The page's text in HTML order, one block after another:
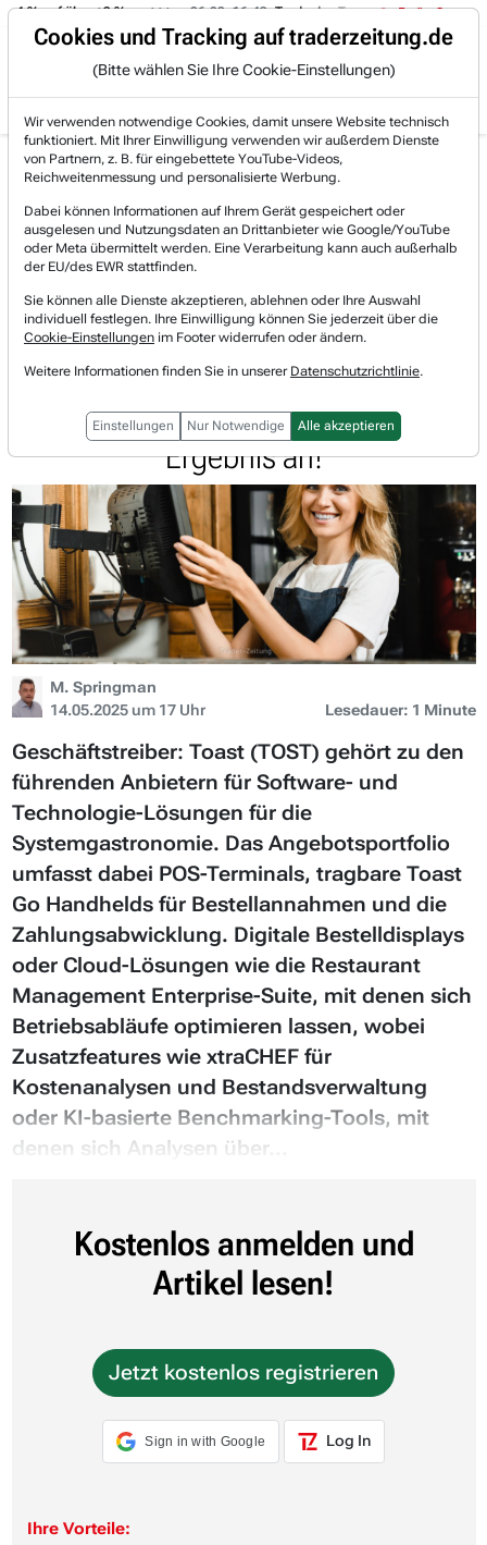
Trading-Room
% auf über +3 %. 06.08. 16:49 Trade des Tages 06.08.
Gratis Account Login
Jetzt registrieren und gratis Artikel lesen.
Bereits bei TraderFox registriert? Jetzt anmelden!
Home Lists & Rankings
Akkumulation
Toast - Anziehende Konsumausgaben und steigende Ne...
Toast Watchlist
Toast - Anziehende
Konsumausgaben und steigende
Neukundenzahlen schieben
Ergebnis an!
M. Springman
14.05.2025 um 17 Uhr
Lesedauer: 1 Minute
Geschäftstreiber: Toast (TOST) gehört zu den
führenden Anbietern für Software- und
Technologie-Lösungen für die
Systemgastronomie. Das Angebotsportfolio
umfasst dabei POS-Terminals, tragbare Toast
Go Handhelds für Bestellannahmen und die
Zahlungsabwicklung. Digitale Bestelldisplays
oder Cloud-Lösungen wie die Restaurant
Management Enterprise-Suite, mit denen sich
Betriebsabläufe optimieren lassen, wobei
Zusatzfeatures wie xtraCHEF für
Kostenanalysen und Bestandsverwaltung
oder KI-basierte Benchmarking-Tools, mit
denen sich Analysen über...
Kostenlos anmelden und
Artikel lesen!
Jetzt kostenlos registrieren
Sign in with Google Log In
Ihre Vorteile:
Cookies und Tracking auf traderzeitung.de
(Bitte wählen Sie Ihre Cookie-Einstellungen)
Wir verwenden notwendige Cookies, damit unsere Website technisch
funktioniert. Mit Ihrer Einwilligung verwenden wir außerdem Dienste
von Partnern, z. B. für eingebettete YouTube-Videos,
Reichweitenmessung und personalisierte Werbung.
Dabei können Informationen auf Ihrem Gerät gespeichert oder
ausgelesen und Nutzungsdaten an Drittanbieter wie Google/YouTube
oder Meta übermittelt werden. Eine Verarbeitung kann auch außerhalb
der EU/des EWR stattfinden.
Sie können alle Dienste akzeptieren, ablehnen oder Ihre Auswahl
individuell festlegen. Ihre Einwilligung können Sie jederzeit über die
Cookie-Einstellungen im Footer widerrufen oder ändern.
Weitere Informationen finden Sie in unserer Datenschutzrichtlinie.
Einstellungen Nur Notwendige Alle akzeptieren